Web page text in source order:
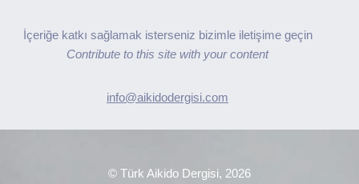
İçeriğe katkı sağlamak isterseniz bizimle iletişime geçin
Contribute to this site with your content
info@aikidodergisi.com
© Türk Aikido Dergisi, 2026